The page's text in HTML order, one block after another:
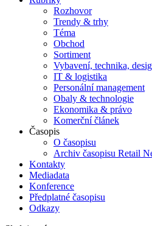
Rozhovor
Trendy & trhy
Téma
Obchod
Sortiment
Vybavení, technika,
IT & logistika
Personální management
Obaly & technologie
Ekonomika & právo
Komerční článek
Časopis
O časopisu
Archiv časopisu Retail
Kontakty
Mediadata
Konference
Předplatné časopisu
Odkazy